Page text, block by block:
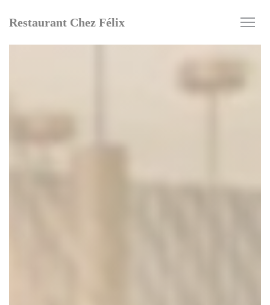
Restaurant Chez Félix